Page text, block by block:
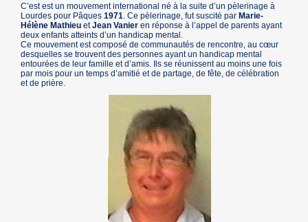
C’est est un mouvement international né à la suite d’un pèlerinage à
Lourdes pour Pâques1971 . Ce pèlerinage, fut suscité parMarie-
Hélène Mathieu etJean Vanier en réponse à l’appel de parents ayant
deux enfants atteints d’un handicap mental.
Ce mouvement est composé de communautés de rencontre, au cœur
desquelles se trouvent des personnes ayant un handicap mental
entourées de leur famille et d’amis. Ils se réunissent au moins une fois
par mois pour un temps d’amitié et de partage, de fête, de célébration
et de prière.